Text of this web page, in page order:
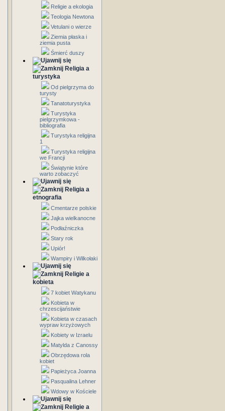
Religie a ekologia
Teologia Newtona
Vetulani o wierze
Ziemia płaska i
ziemia pusta
Śmierć duszy
Religia a
turystyka
Od pielgrzyma do
turysty
Tanatoturystyka
Turystyka
pielgrzymkowa -
bibliografia
Turystyka religijna
1
Turystyka religijna
we Francji
Świątynie które
warto zobaczyć
Religia a
etnografia
Cmentarze polskie
Jajka wielkanocne
Podłaźniczka
Stary rok
Upiór!
Wampiry i Wilkołaki
Religie a
kobieta
7 kobiet Watykanu
Kobieta w
chrzescijaństwie
Kobieta w czasach
wypraw krzyżowych
Kobiety w Izraelu
Matylda z Canossy
Obrzędowa rola
kobiet
Papieżyca Joanna
Pasqualina Lehner
Wdowy w Kościele
Religie a